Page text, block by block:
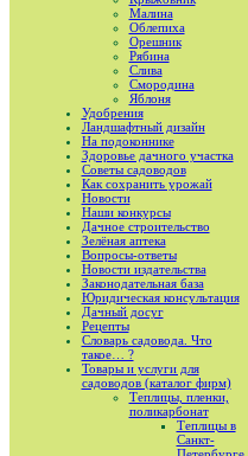
Малина
Облепиха
Орешник
Рябина
Слива
Смородина
Яблоня
Удобрения
Ландшафтный дизайн
На подоконнике
Здоровье дачного участка
Советы садоводов
Как сохранить урожай
Новости
Наши конкурсы
Дачное строительство
Зелёная аптека
Вопросы-ответы
Новости издательства
Законодательная база
Юридическая консультация
Дачный досуг
Рецепты
Словарь садовода. Что
такое… ?
Товары и услуги для
садоводов (каталог фирм)
Теплицы, пленки,
поликарбонат
Теплицы в
Санкт-